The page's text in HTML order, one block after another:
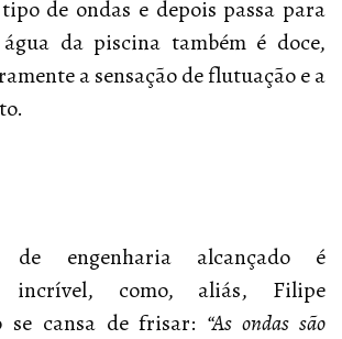
de ondas e depois passa para
da piscina também é doce,
a sensação de flutuação e a
de engenharia alcançado é
incrível, como, aliás, Filipe
se cansa de frisar: “As ondas são